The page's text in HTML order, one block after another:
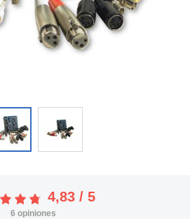
4,83 / 5
6 opiniones